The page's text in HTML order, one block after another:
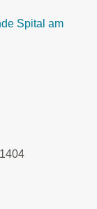
Spital am
1404